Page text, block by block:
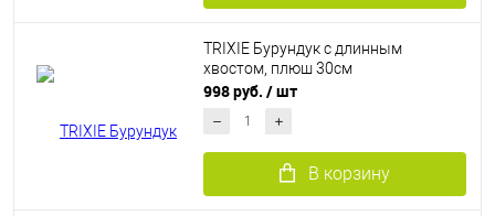
TRIXIE Бурундук с длинным
хвостом, плюш 30см
998 руб. / шт
В корзину